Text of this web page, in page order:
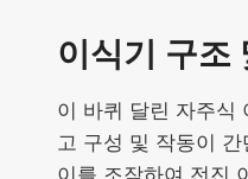
이식기 구조
이 바퀴 달린 자주식
고 구성 및 작동이